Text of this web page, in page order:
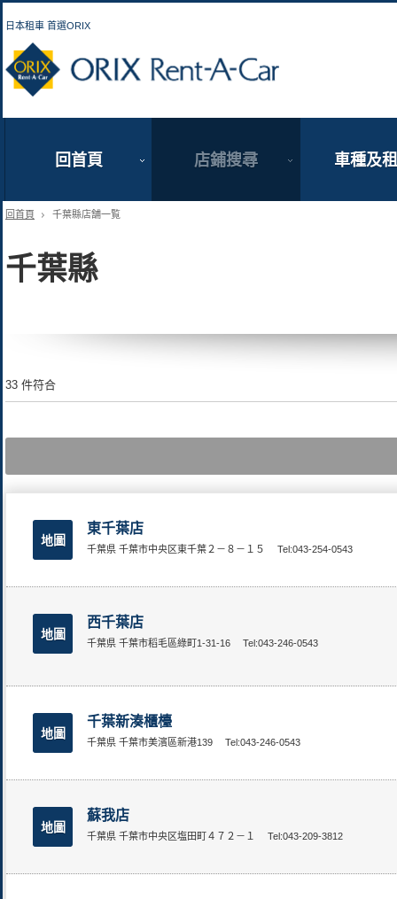
日本租車 首選ORIX
回首頁 店鋪搜尋 車種及
回首頁 千葉縣店舗一覧
千葉縣
33 件符合
地圖
東千葉店
千葉県 千葉市中央区東千葉２－８－１５ Tel:043-254-0543
地圖
西千葉店
千葉県 千葉市稻毛區綠町1-31-16 Tel:043-246-0543
地圖
千葉新湊櫃檯
千葉県 千葉市美濱區新港139 Tel:043-246-0543
地圖
蘇我店
千葉県 千葉市中央区塩田町４７２－１ Tel:043-209-3812